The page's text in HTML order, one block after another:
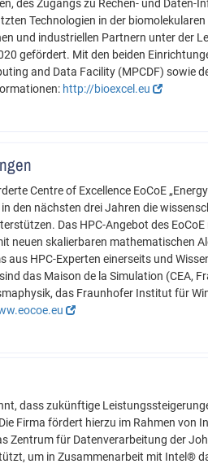
des Zugangs zu Rechen- und
Technologien in der
und industriellen Partnern unter der
gefördert. Mit den beiden
and Data Facility (MPCDF) sowie
http://bioexcel.eu
Centre of Excellence EoCoE
den nächsten drei Jahren die
Das HPC-Angebot des
neuen skalierbaren mathematischen
HPC-Experten einerseits und
das Maison de la Simulation (CEA,
das Fraunhofer Institut für
dass zukünftige
Firma fördert hierzu im Rahmen von
Zentrum für Datenverarbeitung der
um in Zusammenarbeit mit Intel®